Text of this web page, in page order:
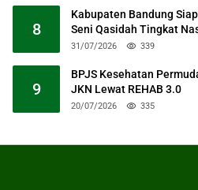
8
Kabupaten Bandung
Seni Qasidah Tingkat
31/07/2026 339
9
BPJS Kesehatan
JKN Lewat REHAB 3.0
20/07/2026 335